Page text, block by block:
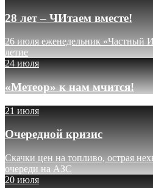
28 лет – ЧИтаем вместе!
26 июля еженедельник «Частный
летие
24 июля
«Метеор» к нам мчится!
21 июля
Очередной кризис
Скачки цен на топливо, острая
очереди на АЗС
20 июля